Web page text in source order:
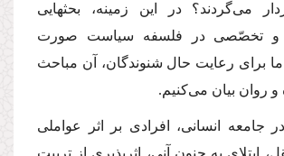
مى‌گردند؟ در این زمینه، بحثهایى
و تخصّصى در فلسفه سیاست صورت
براى رعایت حال شنوندگان، آن مباحث
و روان بیان مى‌كنیم.
جامعه انسانى، افرادى بر اثر عواملى
به جنون آنى، اثرپذیرى از تربیت